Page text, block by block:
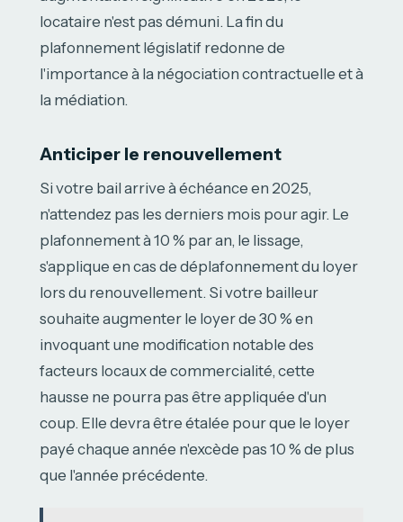
locataire n'est pas démuni. La fin du
plafonnement législatif redonne de
l'importance à la négociation contractuelle et à
la médiation.
Anticiper le renouvellement
Si votre bail arrive à échéance en 2025,
n'attendez pas les derniers mois pour agir. Le
plafonnement à 10 % par an, le lissage,
s'applique en cas de déplafonnement du loyer
lors du renouvellement. Si votre bailleur
souhaite augmenter le loyer de 30 % en
invoquant une modification notable des
facteurs locaux de commercialité, cette
hausse ne pourra pas être appliquée d'un
coup. Elle devra être étalée pour que le loyer
payé chaque année n'excède pas 10 % de plus
que l'année précédente.